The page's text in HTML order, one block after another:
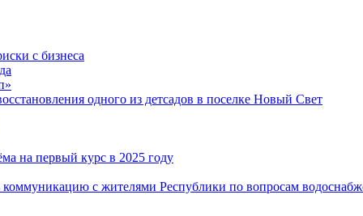
с бизнеса
одного из детсадов в поселке Новый Свет
на первый курс в 2025 году
с жителями Республики по вопросам